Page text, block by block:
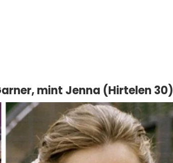
mint Jenna (Hirtelen 30)